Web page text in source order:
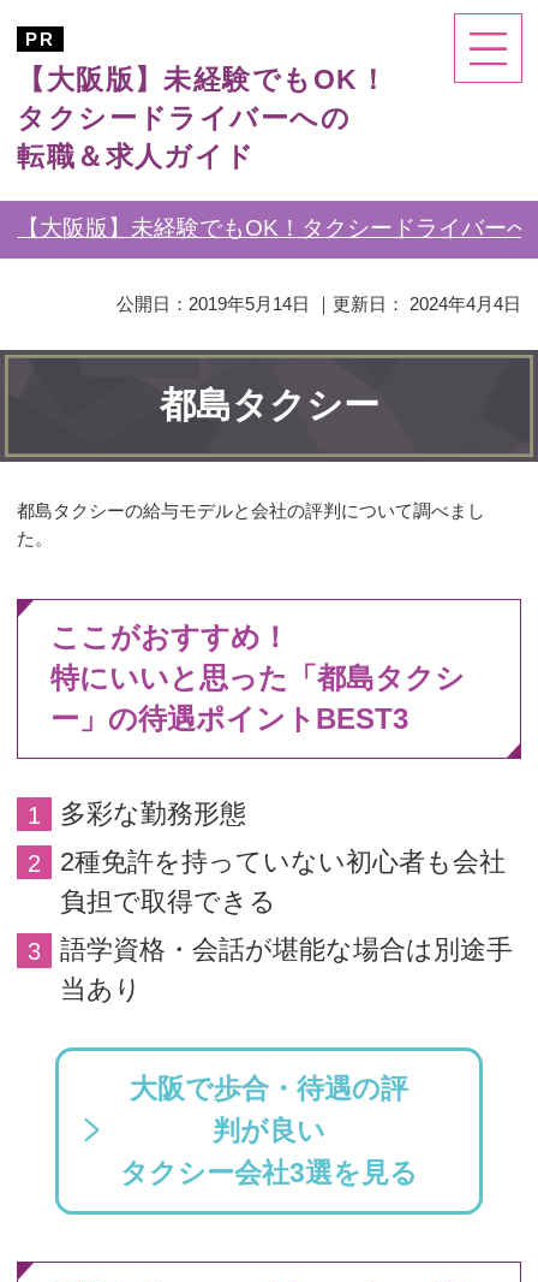
【大阪版】未経験でもOK！
タクシードライバーへの
転職＆求人ガイド
【大阪版】未経験でもOK！タクシードライバー
公開日： 2019年5月14日 ｜更新日： 2024年4月4日
都島タクシー
都島タクシーの給与モデルと会社の評判について調べまし
た。
ここがおすすめ！
特にいいと思った「都島タクシ
ー」の待遇ポイントBEST3
多彩な勤務形態
2種免許を持っていない初心者も会社
負担で取得できる
語学資格・会話が堪能な場合は別途手
当あり
大阪で歩合・待遇の評
判が良い
タクシー会社3選を見る